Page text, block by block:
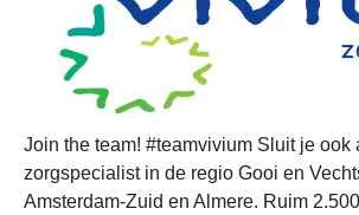
Join the team! #teamvivium Sluit je ook
zorgspecialist in de regio Gooi en
Amsterdam-Zuid en Almere. Ruim